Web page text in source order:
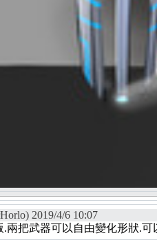
2019/4/6 10:07
.兩把武器可以自由變化形狀.